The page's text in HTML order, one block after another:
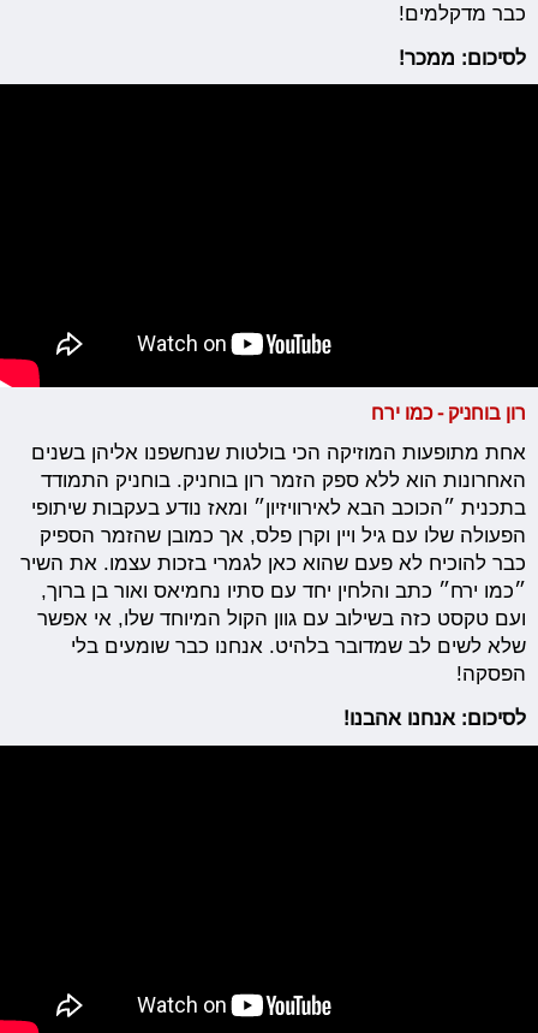
כבר מדקלמים!
לסיכום: ממכר!
רון בוחניק - כמו ירח
אחת מתופעות המוזיקה הכי בולטות שנחשפנו אליהן בשנים
האחרונות הוא ללא ספק הזמר רון בוחניק. בוחניק התמודד
בתכנית ״הכוכב הבא לאירוויזיון״ ומאז נודע בעקבות שיתופי
הפעולה שלו עם גיל ויין וקרן פלס, אך כמובן שהזמר הספיק
כבר להוכיח לא פעם שהוא כאן לגמרי בזכות עצמו. את השיר
״כמו ירח״ כתב והלחין יחד עם סתיו נחמיאס ואור בן ברוך,
ועם טקסט כזה בשילוב עם גוון הקול המיוחד שלו, אי אפשר
שלא לשים לב שמדובר בלהיט. אנחנו כבר שומעים בלי
הפסקה!
לסיכום: אנחנו אהבנו!